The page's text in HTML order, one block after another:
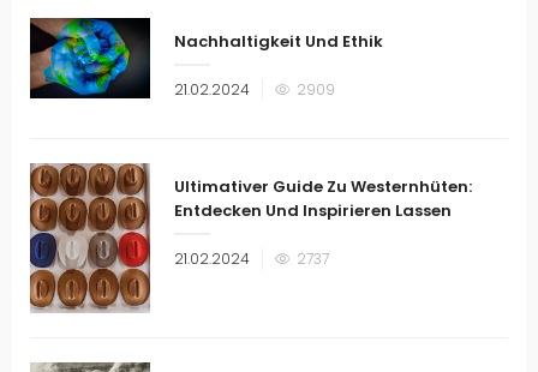
Nachhaltigkeit Und Ethik
Veröffentlicht
21.02.2024 2909
Ultimativer Guide Zu Westernhüten:
Entdecken Und Inspirieren Lassen
Veröffentlicht
21.02.2024 2737